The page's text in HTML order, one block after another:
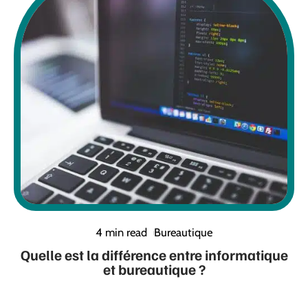
4 min read Bureautique
Quelle est la différence entre informatique
et bureautique ?